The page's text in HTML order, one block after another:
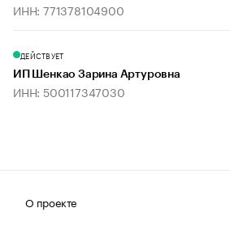
ИНН: 771378104900
ДЕЙСТВУЕТ
ИП Шенкао Зарина Артуровна
ИНН: 500117347030
О проекте